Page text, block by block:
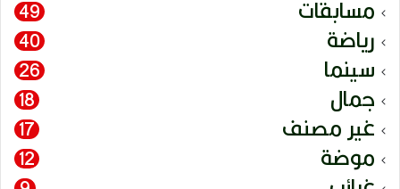
مسابقات 49
رياضة 40
سينما 26
جمال 18
غير مصنف 17
موضة 12